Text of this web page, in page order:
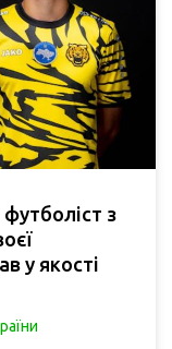
з
у якості